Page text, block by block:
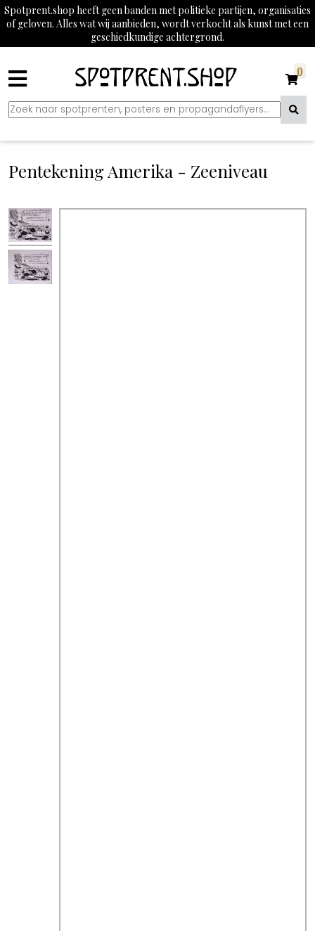
Spotprent.shop heeft geen banden met politieke partijen, organisaties
of geloven. Alles wat wij aanbieden, wordt verkocht als kunst met een
geschiedkundige achtergrond.
0
Pentekening Amerika - Zeeniveau